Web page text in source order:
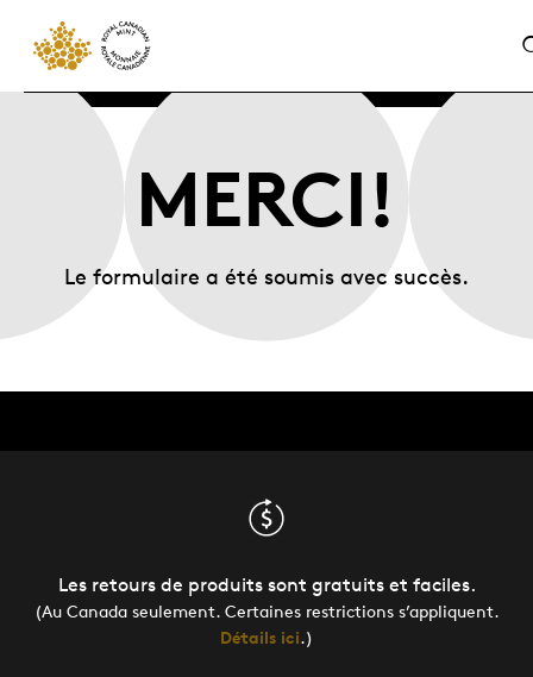
MERCI!
Le formulaire a été soumis avec succès.
Les retours de produits sont gratuits et faciles.
(Au Canada seulement. Certaines restrictions s’appliquent.
Détails ici.)